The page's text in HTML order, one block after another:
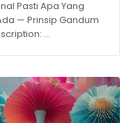
Pasti Apa Yang
— Prinsip Gandum
…